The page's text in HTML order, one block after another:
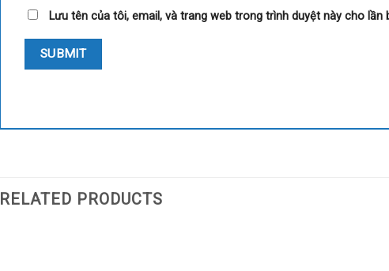
Lưu tên của tôi, email, và trang web trong trình duyệt này cho lần
RELATED PRODUCTS